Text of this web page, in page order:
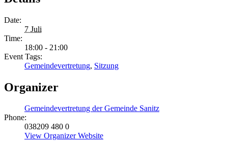
Date:
7 Juli
Time:
18:00 - 21:00
Event Tags:
Gemeindevertretung, Sitzung
Organizer
Gemeindevertretung der Gemeinde Sanitz
Phone:
038209 480 0
View Organizer Website